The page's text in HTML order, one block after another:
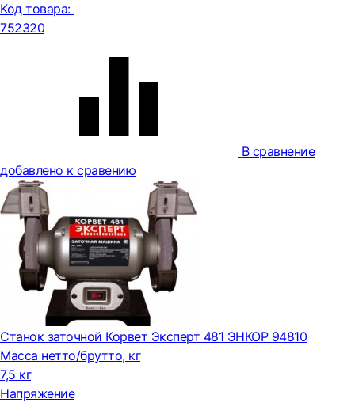
Код товара:
752320
В сравнение
добавлено к сравению
Станок заточной Корвет Эксперт 481 ЭНКОР 94810
Масса нетто/брутто, кг
7,5 кг
Напряжение